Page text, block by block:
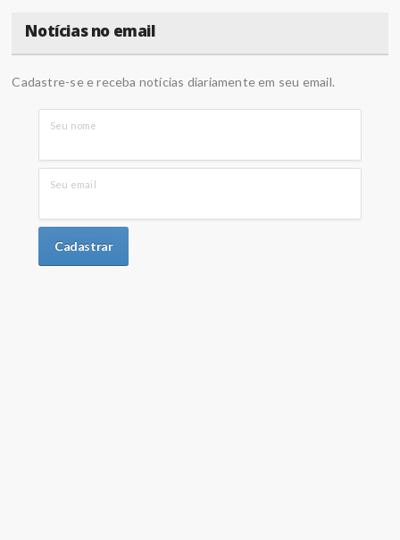
Notícias no email
Cadastre-se e receba notícias diariamente em seu email.
Seu nome
Seu email